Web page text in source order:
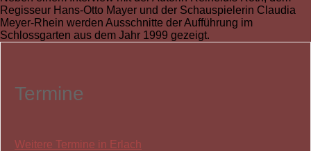
Regisseur Hans-Otto Mayer und der Schauspielerin Claudia
Meyer-Rhein werden Ausschnitte der Aufführung im
Schlossgarten aus dem Jahr 1999 gezeigt.
Termine
Weitere Termine in Erlach